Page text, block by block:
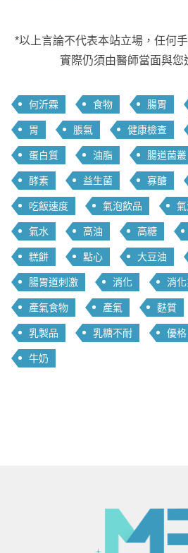
*以上言論不代表本站立場，任何
實際仍須由醫師當面與您
何沂霖 食物 腸胃
胃 脹氣 健康檢查
蛋白質 油脂 腸道菌叢
酵素 益生菌 寡醣
吃飯速度 氣泡飲品
氣水 高油 高糖
糕餅 點心 大豆油
腸胃道刺激 消化 消
產氣食物 產氣 麩質
乳製品 乳糖不耐 優格
牛奶